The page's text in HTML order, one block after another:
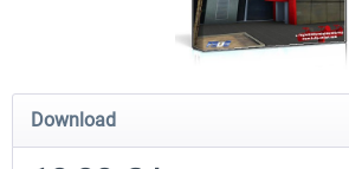
Holiday Airports
Download